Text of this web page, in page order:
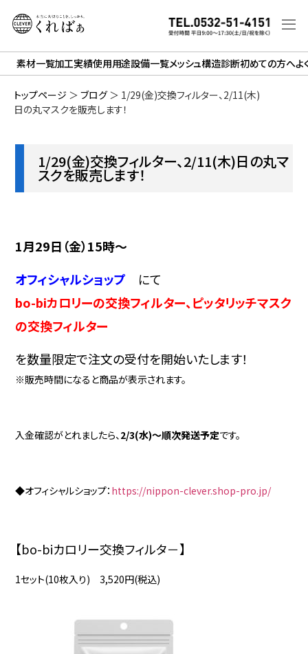
素材一覧加工実績使用用途設備一覧メッシュ構造診断初めての方へよ
トップページ ＞ ブログ＞ 1/29(金)交換フィルター、2/11(木)
日の丸マスクを販売します！
1/29(金)交換フィルター、2/11(木)日の丸マ
スクを販売します！
1月29日（金）15時～
オフィシャルショップ にて
bo-biカロリーの交換フィルター、ピッタリッチマスク
の交換フィルター
を数量限定で注文の受付を開始いたします！
※販売時間になると商品が表示されます。
入金確認がとれましたら、2/3(水)～順次発送予定です。
◆オフィシャルショップ： https://nippon-clever.shop-pro.jp/
【bo-biカロリー交換フィルタ－】
1セット(10枚入り) 3,520円(税込)